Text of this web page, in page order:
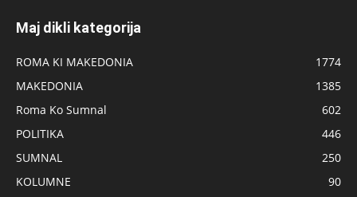
Maj dikli kategorija
ROMA KI MAKEDONIA
1774
MAKEDONIA
1385
Roma Ko Sumnal
602
POLITIKA
446
SUMNAL
250
KOLUMNE
90